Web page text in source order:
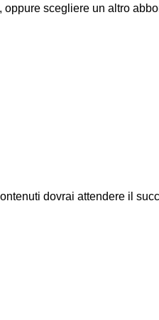
scegliere un altro
dovrai attendere il